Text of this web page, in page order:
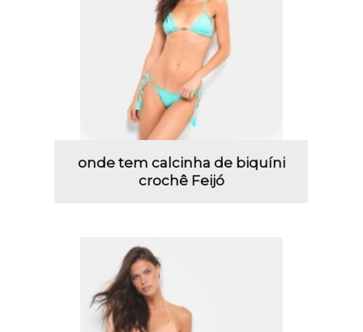
onde tem calcinha de biquíni
crochê Feijó